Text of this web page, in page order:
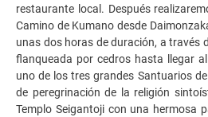
restaurante local. Después
Camino de Kumano desde
unas dos horas de duración, a través
flanqueada por cedros hasta llegar
uno de los tres grandes Santuarios
de peregrinación de la religión
Templo Seigantoji con una hermosa